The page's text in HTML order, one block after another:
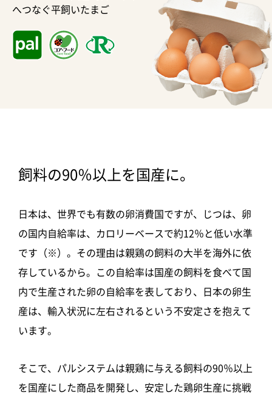
へつなぐ平飼いたまご
飼料の90％以上を国産に。
日本は、世界でも有数の卵消費国ですが、じつは、卵
の国内自給率は、カロリーベースで約12％と低い水準
です（※）。その理由は親鶏の飼料の大半を海外に依
存しているから。この自給率は国産の飼料を食べて国
内で生産された卵の自給率を表しており、日本の卵生
産は、輸入状況に左右されるという不安定さを抱えて
います。
そこで、パルシステムは親鶏に与える飼料の90％以上
を国産にした商品を開発し、安定した鶏卵生産に挑戦